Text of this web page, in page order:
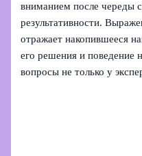
вниманием после череды
результативности.
отражает накопившееся
его решения и поведение
вопросы не только у